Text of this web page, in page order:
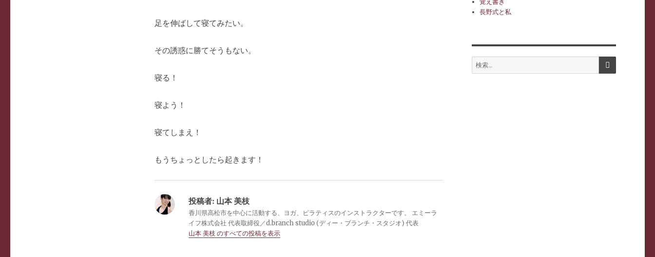
足を伸ばして寝てみたい。
その誘惑に勝てそうもない。
寝る！
寝よう！
寝てしまえ！
もうちょっとしたら起きます！
投稿者: 山本 美枝
香川県高松市を中心に活動する、ヨガ、ピラティスのインストラクターです。 エミーラ
イフ株式会社 代表取締役／d.branch studio (ディー・ブランチ・スタジオ) 代表
山本 美枝 のすべての投稿を表示
覚え書き
長野式と私
検
索:
検